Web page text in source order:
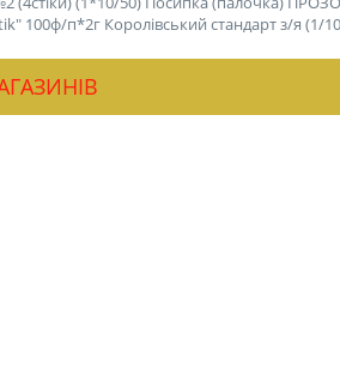
100ф/п*2г Королівський стандарт з/я (1/